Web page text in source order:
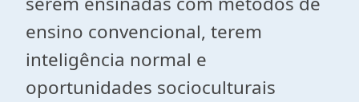
ensino convencional, terem
inteligência normal e
oportunidades socioculturais